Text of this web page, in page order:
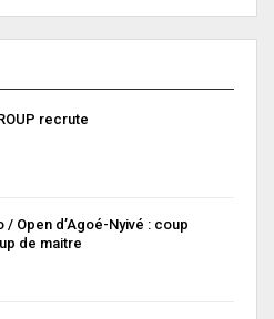
recrute
/ Open d’Agoé-Nyivé : coup
de maitre